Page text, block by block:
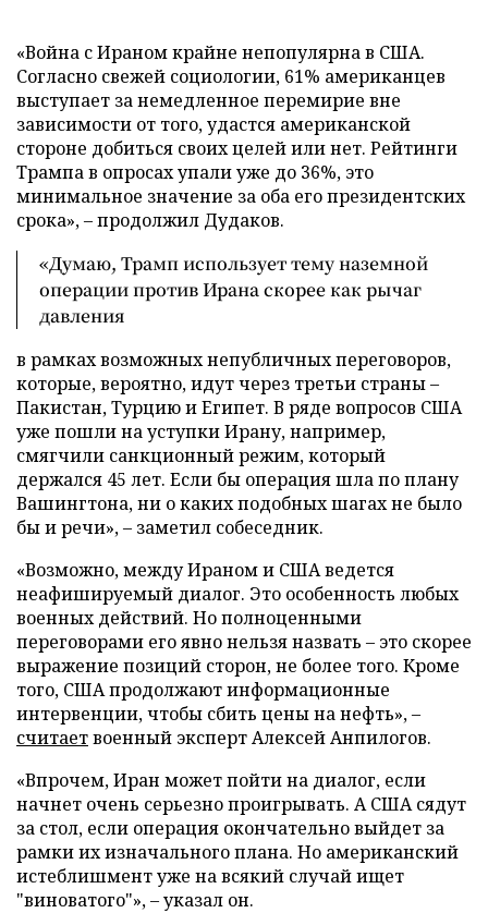
«Война с Ираном крайне непопулярна в США.
Согласно свежей социологии, 61% американцев
выступает за немедленное перемирие вне
зависимости от того, удастся американской
стороне добиться своих целей или нет. Рейтинги
Трампа в опросах упали уже до 36%, это
минимальное значение за оба его президентских
срока», – продолжил Дудаков.
«Думаю, Трамп использует тему наземной
операции против Ирана скорее как рычаг
давления
в рамках возможных непубличных переговоров,
которые, вероятно, идут через третьи страны –
Пакистан, Турцию и Египет. В ряде вопросов США
уже пошли на уступки Ирану, например,
смягчили санкционный режим, который
держался 45 лет. Если бы операция шла по плану
Вашингтона, ни о каких подобных шагах не было
бы и речи», – заметил собеседник.
«Возможно, между Ираном и США ведется
неафишируемый диалог. Это особенность любых
военных действий. Но полноценными
переговорами его явно нельзя назвать – это скорее
выражение позиций сторон, не более того. Кроме
того, США продолжают информационные
интервенции, чтобы сбить цены на нефть», –
считаетвоенный эксперт Алексей Анпилогов.
«Впрочем, Иран может пойти на диалог, если
начнет очень серьезно проигрывать. А США сядут
за стол, если операция окончательно выйдет за
рамки их изначального плана. Но американский
истеблишмент уже на всякий случай ищет
"виноватого"», – указал он.